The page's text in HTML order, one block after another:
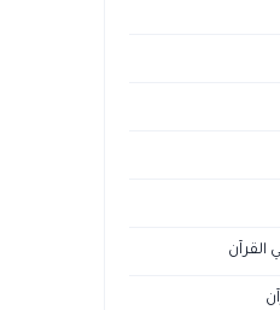
القرآن